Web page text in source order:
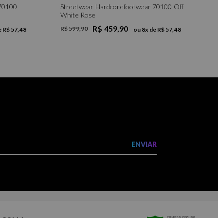
R$ 57,48
Streetwear Hardcorefootwear 70100 Off
White Rose
R$ 599,90 R$ 459,90 ou 8x de R$ 57,48
ENVIAR